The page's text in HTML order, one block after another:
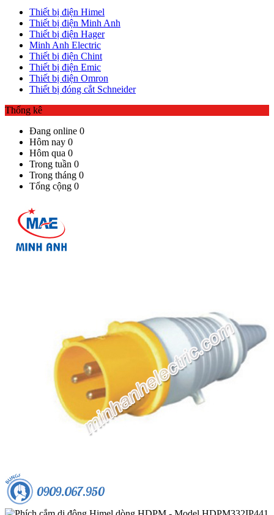
Thiết bị điện Himel
Thiết bị điện Minh Anh
Thiết bị điện Hager
Minh Anh Electric
Thiết bị điện Chint
Thiết bị điện Emic
Thiết bị điện Omron
Thiết bị đóng cắt Schneider
Thống kê
Đang online 0
Hôm nay 0
Hôm qua 0
Trong tuần 0
Trong tháng 0
Tổng cộng 0